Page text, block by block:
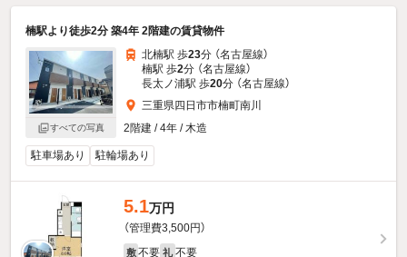
楠駅より徒歩2分 築4年 2階建の賃貸物件
すべての写真
北楠駅 歩23分 （名古屋線）
楠駅 歩2分 （名古屋線）
長太ノ浦駅 歩20分 （名古屋線）
三重県四日市市楠町南川
2階建 / 4年 / 木造
駐車場あり 駐輪場あり
5.1万円
（管理費3,500円）
敷 不要 礼 不要